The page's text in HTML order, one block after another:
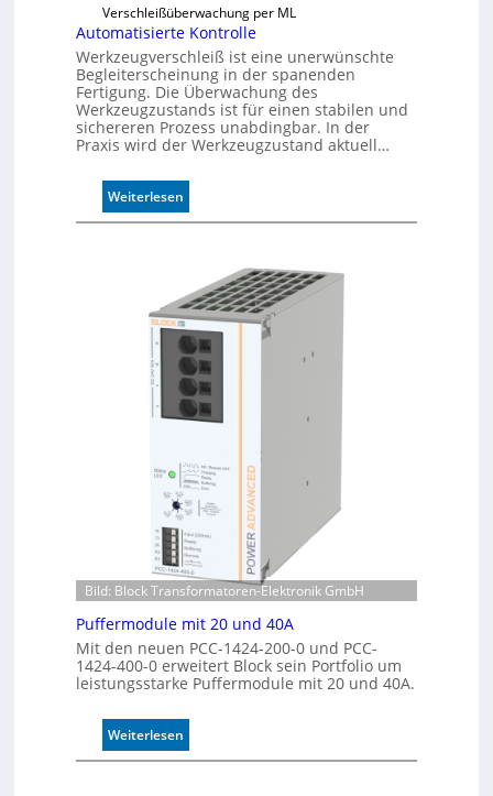
e
D
r
u
c
a
n
e
r
k
e
n
n
n
g
Verschleißüberwachung per ML
Automatisierte Kontrolle
Werkzeugverschleiß ist eine unerwünschte
Begleiterscheinung in der spanenden
Fertigung. Die Überwachung des
Werkzeugzustands ist für einen stabilen und
sichereren Prozess unabdingbar. In der
Praxis wird der Werkzeugzustand aktuell…
Weiterlesen
A
m
a
i
s
i
e
t
e
K
o
n
t
r
l
l
e
Bild: Block Transformatoren-Elektronik GmbH
Puffermodule mit 20 und 40A
Mit den neuen PCC-1424-200-0 und PCC-
1424-400-0 erweitert Block sein Portfolio um
leistungsstarke Puffermodule mit 20 und 40A.
Weiterlesen
P